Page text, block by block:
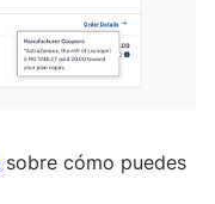
sobre cómo puedes